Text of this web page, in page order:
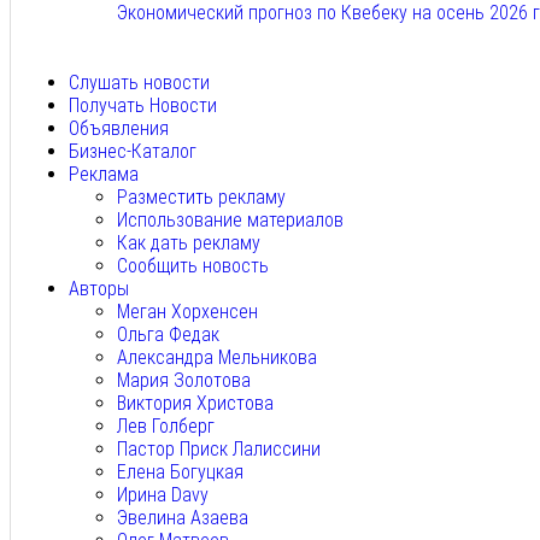
Экономический прогноз по Квебеку на осень 2026
Слушать новости
Получать Новости
Объявления
Бизнес-Каталог
Реклама
Разместить рекламу
Использование материалов
Как дать рекламу
Сообщить новость
Авторы
Меган Хорхенсен
Ольга Федак
Александра Мельникова
Мария Золотова
Виктория Христова
Лев Голберг
Пастор Приск Лалиссини
Елена Богуцкая
Ирина Davy
Эвелина Азаева